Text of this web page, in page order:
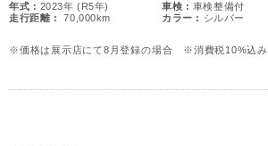
年式 : 2023年 (R5年) 車検 : 車検整備付
走行距離 :
70,000km カラー : シルバー
※価格は展示店にて8月登録の場合 ※消費税10%込み